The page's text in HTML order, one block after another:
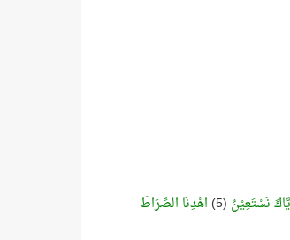
نَسْتَعِيْنُ (5)
اهْدِنَا الصِّرَاطَ